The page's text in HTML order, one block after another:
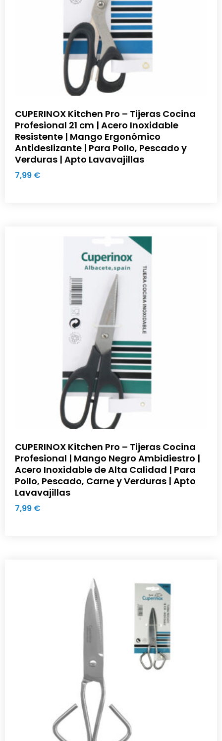
CUPERINOX Kitchen Pro – Tijeras Cocina
Profesional 21 cm | Acero Inoxidable
Resistente | Mango Ergonómico
Antideslizante | Para Pollo, Pescado y
Verduras | Apto Lavavajillas
7,99 €
CUPERINOX Kitchen Pro – Tijeras Cocina
Profesional | Mango Negro Ambidiestro |
Acero Inoxidable de Alta Calidad | Para
Pollo, Pescado, Carne y Verduras | Apto
Lavavajillas
7,99 €